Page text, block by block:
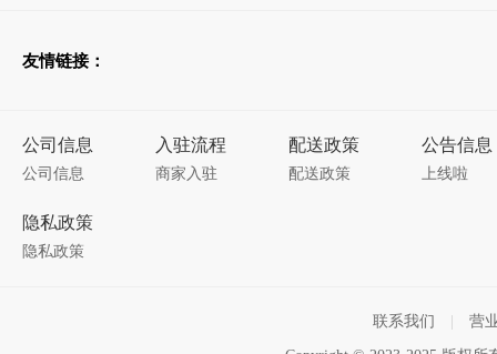
友情链接：
公司信息
公司信息
入驻流程
商家入驻
配送政策
配送政策
公告信息
上线啦
隐私政策
隐私政策
联系我们 营